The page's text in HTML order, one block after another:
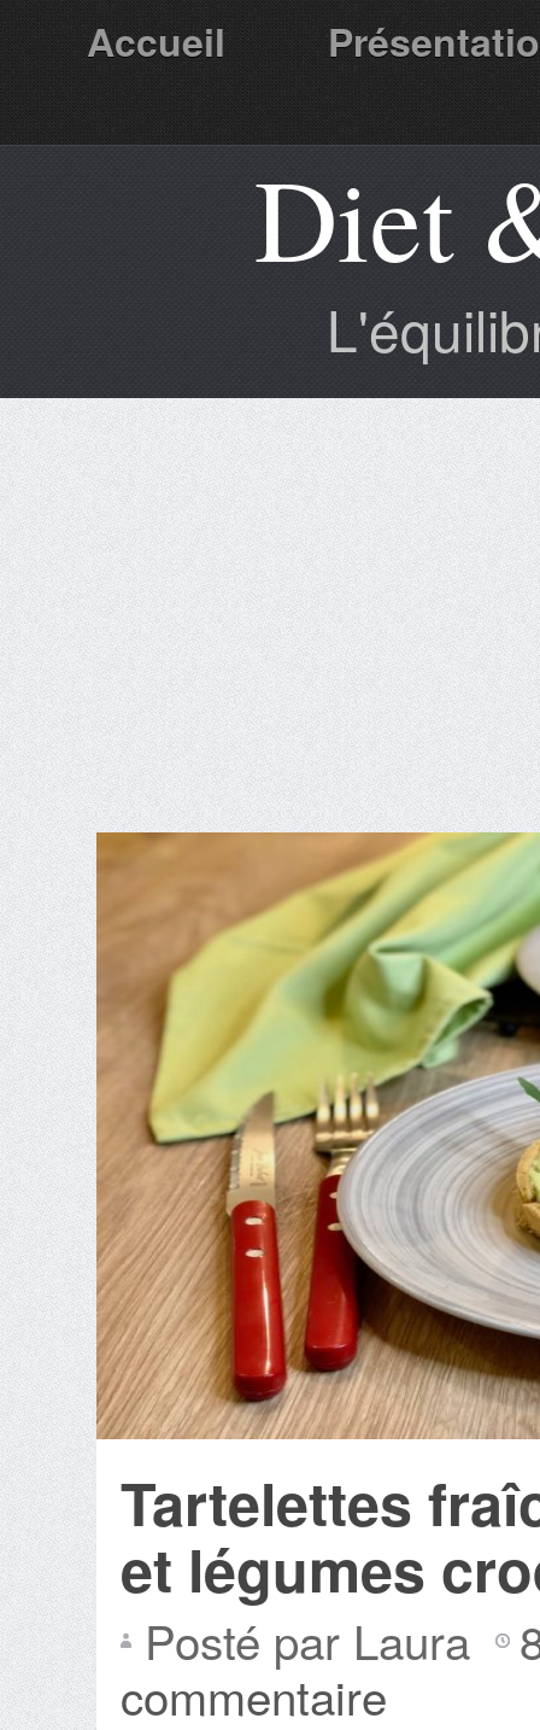
Accueil
Partenaires Diet
Tartelettes
et légumes
Posté par Laura
commentaire